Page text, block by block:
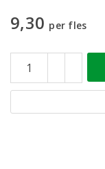
9,30 per fles